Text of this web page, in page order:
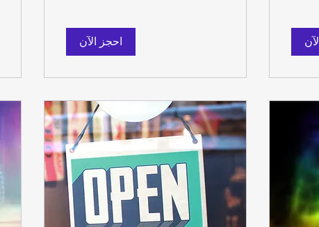
احجز الآن